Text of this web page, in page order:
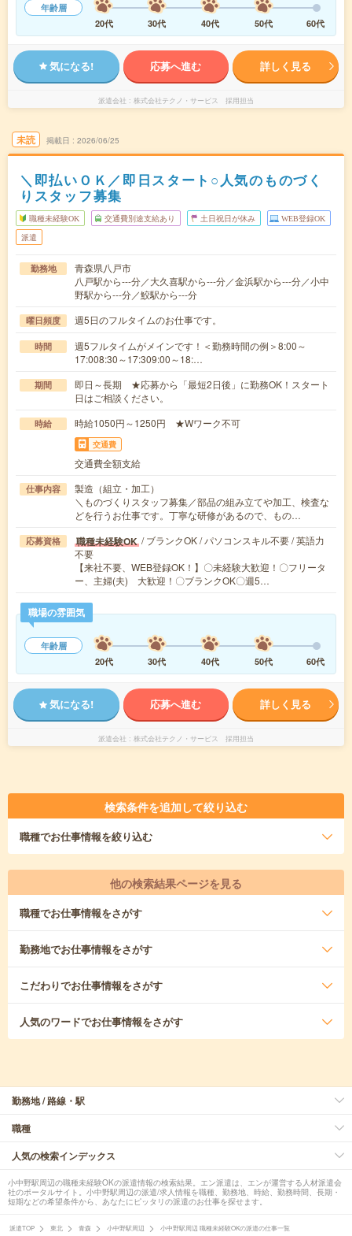
年齢層
20代
30代 40代 50代 60代
気になる! 応募へ進む 詳しく見る
派遣会社 株式会社テクノ・サービス 採用担当
未読 掲載日 2026/06/25
＼即払いＯＫ／即日スタート○人気のものづく
りスタッフ募集
職種未経験OK 交通費別途支給あり 土日祝日が休み WEB登録OK
派遣
勤務地
青森県八戸市
八戸駅から---分／大久喜駅から---分／金浜駅から---分／小中
野駅から---分／鮫駅から---分
曜日頻度 週5日のフルタイムのお仕事です。
時間
週5フルタイムがメインです！＜勤務時間の例＞8:00～
17:008:30～17:309:00～18:…
期間
即日～長期 ★応募から「最短2日後」に勤務OK！スタート
日はご相談ください。
時給 時給1050円～1250円 ★Wワーク不可
交通費
交通費全額支給
仕事内容
製造（組立・加工）
＼ものづくりスタッフ募集／部品の組み立てや加工、検査な
どを行うお仕事です。丁寧な研修があるので、もの…
応募資格 職種未経験OK / ブランクOK / パソコンスキル不要 / 英語力
不要
【来社不要、WEB登録OK！】〇未経験大歓迎！〇フリータ
ー、主婦(夫) 大歓迎！〇ブランクOK〇週5…
職場の雰囲気
年齢層
20代
30代 40代 50代 60代
気になる! 応募へ進む 詳しく見る
派遣会社 株式会社テクノ・サービス 採用担当
検索条件を追加して絞り込む
職種でお仕事情報を絞り込む
他の検索結果ページを見る
職種でお仕事情報をさがす
勤務地でお仕事情報をさがす
こだわりでお仕事情報をさがす
人気のワードでお仕事情報をさがす
勤務地 / 路線・駅
職種
人気の検索インデックス
小中野駅周辺の職種未経験OKの派遣情報の検索結果。エン派遣は、エンが運営する人材派遣会
社のポータルサイト。小中野駅周辺の派遣/求人情報を職種、勤務地、時給、勤務時間、長期・
短期などの希望条件から、あなたにピッタリの派遣のお仕事を探せます。
派遣TOP 東北 青森 小中野駅周辺 小中野駅周辺 職種未経験OKの派遣の仕事一覧